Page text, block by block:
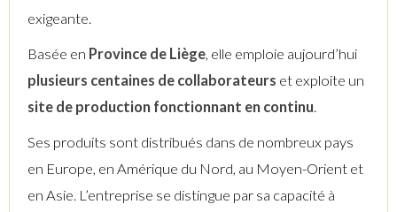
exigeante.
Basée en Province de Liège, elle emploie aujourd’hui
plusieurs centaines de collaborateurs et exploite un
site de production fonctionnant en continu.
Ses produits sont distribués dans de nombreux pays
en Europe, en Amérique du Nord, au Moyen-Orient et
en Asie. L’entreprise se distingue par sa capacité à